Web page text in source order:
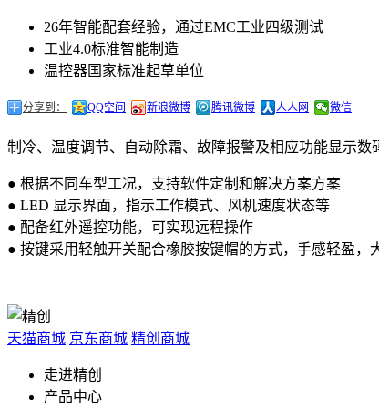
26年智能配套经验，通过EMC工业四级测试
工业4.0标准智能制造
温控器国家标准起草单位
分享到： QQ空间 新浪微博 腾讯微博 人人网 微信
制冷、温度调节、自动除霜、故障报警及相应功能显示
● 根据不同车型工况，支持软件定制和解决方案方案
● LED 显示界面，指示工作模式、风机速度状态等
● 配备红外遥控功能，可实现远程操作
● 按键采用轻触开关配合橡胶按键帽的方式，手感轻盈，
天猫商城 京东商城 精创商城
走进精创
产品中心